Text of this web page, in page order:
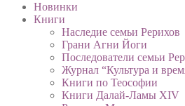
Новинки
Книги
Наследие семьи Рерихов
Грани Агни Йоги
Последователи семьи
Журнал “Культура и
Книги по Теософии
Книги Далай-Ламы XIV